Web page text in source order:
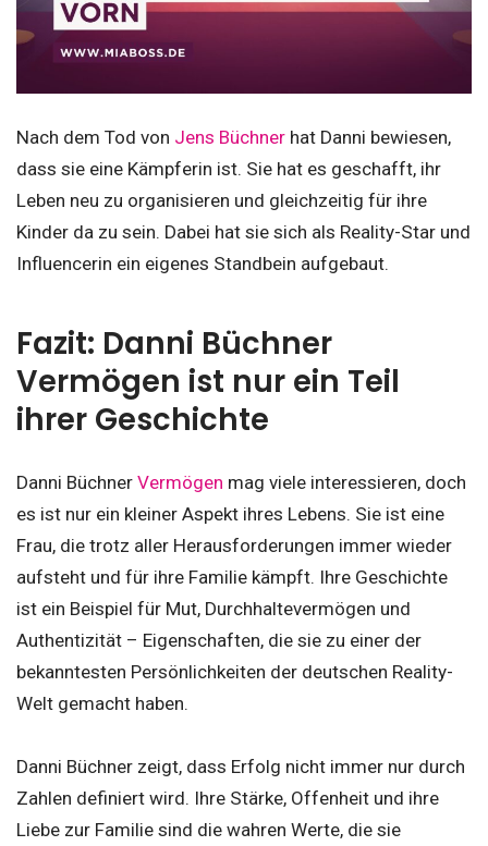
Nach dem Tod von Jens Büchner hat Danni bewiesen,
dass sie eine Kämpferin ist. Sie hat es geschafft, ihr
Leben neu zu organisieren und gleichzeitig für ihre
Kinder da zu sein. Dabei hat sie sich als Reality-Star und
Influencerin ein eigenes Standbein aufgebaut.
Fazit: Danni Büchner
Vermögen ist nur ein Teil
ihrer Geschichte
Danni Büchner Vermögen mag viele interessieren, doch
es ist nur ein kleiner Aspekt ihres Lebens. Sie ist eine
Frau, die trotz aller Herausforderungen immer wieder
aufsteht und für ihre Familie kämpft. Ihre Geschichte
ist ein Beispiel für Mut, Durchhaltevermögen und
Authentizität – Eigenschaften, die sie zu einer der
bekanntesten Persönlichkeiten der deutschen Reality-
Welt gemacht haben.
Danni Büchner zeigt, dass Erfolg nicht immer nur durch
Zahlen definiert wird. Ihre Stärke, Offenheit und ihre
Liebe zur Familie sind die wahren Werte, die sie